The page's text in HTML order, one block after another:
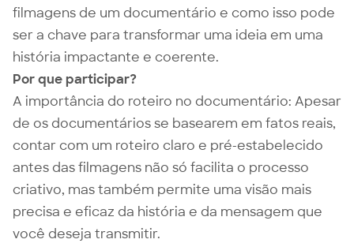
filmagens de um documentário e como isso pode
ser a chave para transformar uma ideia em uma
história impactante e coerente.
Por que participar?
A importância do roteiro no documentário: Apesar
de os documentários se basearem em fatos reais,
contar com um roteiro claro e pré-estabelecido
antes das filmagens não só facilita o processo
criativo, mas também permite uma visão mais
precisa e eficaz da história e da mensagem que
você deseja transmitir.